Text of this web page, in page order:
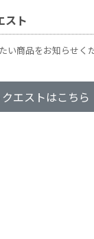
スト
い商品をお知らせく
クエストはこちら